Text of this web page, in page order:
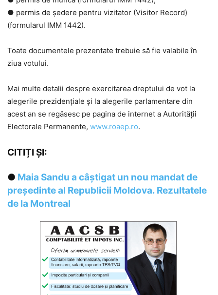
● permis de ședere pentru vizitator (Visitor Record)
(formularul IMM 1442).
Toate documentele prezentate trebuie să fie valabile în
ziua votului.
Mai multe detalii despre exercitarea dreptului de vot la
alegerile prezidenţiale şi la alegerile parlamentare din
acest an se regăsesc pe pagina de internet a Autorităţii
Electorale Permanente, www.roaep.ro.
CITIȚI ȘI:
● Maia Sandu a câştigat un nou mandat de
președinte al Republicii Moldova. Rezultatele
de la Montreal